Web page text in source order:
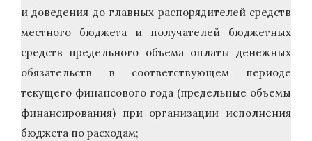
и доведения до главных распорядителей средств
местного бюджета и получателей бюджетных
средств предельного объема оплаты денежных
обязательств в соответствующем периоде
текущего финансового года (предельные объемы
финансирования) при организации исполнения
бюджета по расходам;